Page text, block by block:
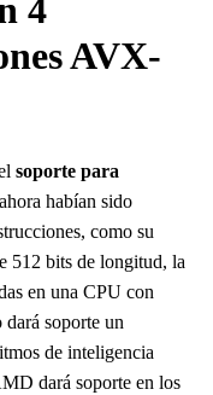
4
AVX-
soporte para
habían sido
como su
512 bits de longitud, la
en una CPU con
soporte un
de inteligencia
dará soporte en los